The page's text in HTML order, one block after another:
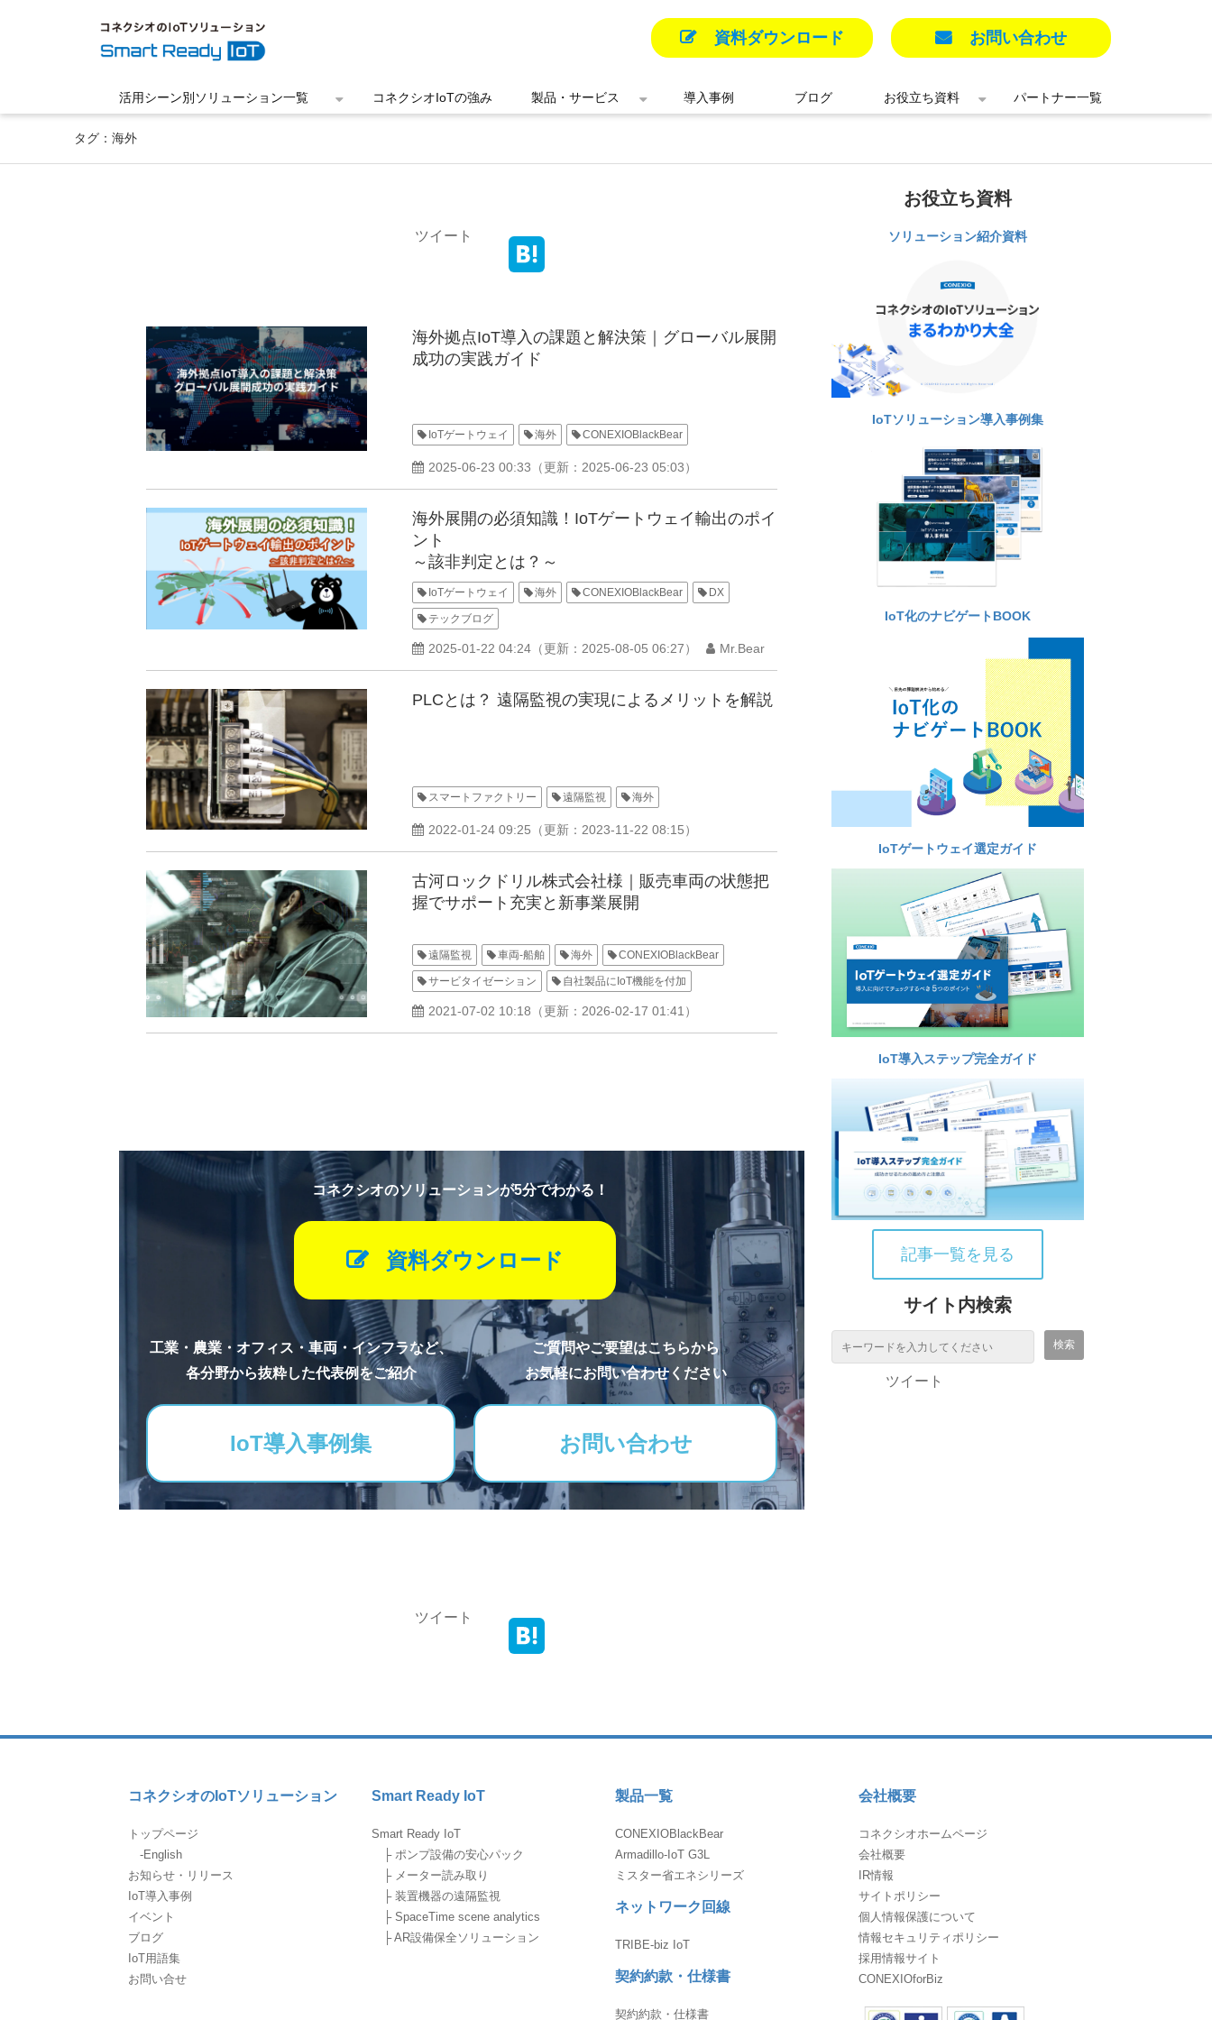
資料ダウンロード お問い合わせ
活用シーン別ソリューション一覧 コネクシオIoTの強み 製品・サービス 導入事例 ブログ お役立ち資料 パートナー一覧
タグ：海外
ツイート
海外拠点IoT導入の課題と解決策｜グローバル展開
成功の実践ガイド
IoTゲートウェイ 海外 CONEXIOBlackBear
2025-06-23 00:33 （更新： 2025-06-23 05:03）
海外展開の必須知識！IoTゲートウェイ輸出のポイ
ント
～該非判定とは？～
IoTゲートウェイ 海外 CONEXIOBlackBear DX
テックブログ
2025-01-22 04:24 （更新： 2025-08-05 06:27） Mr.Bear
PLCとは？ 遠隔監視の実現によるメリットを解説
スマートファクトリー 遠隔監視 海外
2022-01-24 09:25 （更新： 2023-11-22 08:15）
古河ロックドリル株式会社様｜販売車両の状態把
握でサポート充実と新事業展開
遠隔監視 車両-船舶 海外 CONEXIOBlackBear
サービタイゼーション 自社製品にIoT機能を付加
2021-07-02 10:18 （更新： 2026-02-17 01:41 ）
コネクシオのソリューションが5分でわかる！
資料ダウンロード
工業・農業・オフィス・車両・インフラなど、
各分野から抜粋した代表例をご紹介
IoT導入事例集
ご質問やご要望はこちらから
お気軽にお問い合わせください
お問い合わせ
ツイート
お役立ち資料
ソリューション紹介資料
IoTソリューション導入事例集
IoT化のナビゲートBOOK
IoTゲートウェイ選定ガイド
IoT導入ステップ完全ガイド
記事一覧を見る
サイト内検索
ツイート
コネクシオのIoTソリューション
トップページ
‐English
お知らせ・リリース
IoT導入事例
イベント
ブログ
IoT用語集
お問い合せ
Smart Ready IoT
Smart Ready IoT
├ ポンプ設備の安心パック
├ メーター読み取り
├ 装置機器の遠隔監視
├ SpaceTime scene analytics
├ AR設備保全ソリューション
製品一覧
CONEXIOBlackBear
Armadillo-IoT G3L
ミスター省エネシリーズ
ネットワーク回線
TRIBE-biz IoT
契約約款・仕様書
契約約款・仕様書
会社概要
コネクシオホームページ
会社概要
IR情報
サイトポリシー
個人情報保護について
情報セキュリティポリシー
採用情報サイト
CONEXIOforBiz